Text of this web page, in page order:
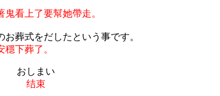
看上了要幫她帶走。
葬式をだしたという事です。
下葬了。
おしまい
结束